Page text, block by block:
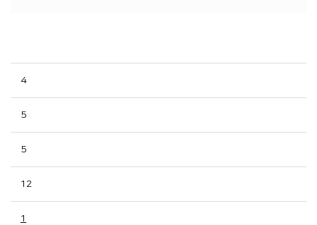
4
5
5
12
1